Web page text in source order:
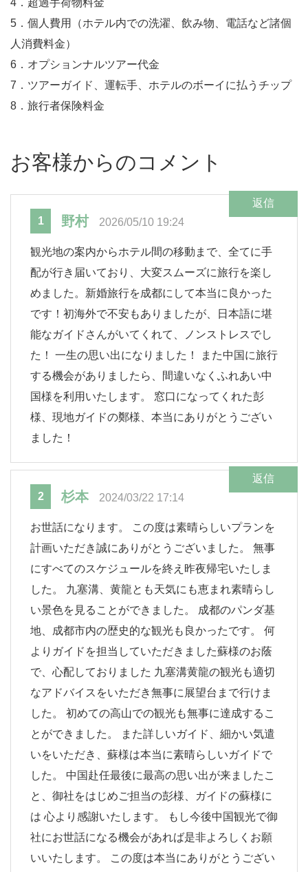
4．超過手荷物料金
5．個人費用（ホテル内での洗濯、飲み物、電話など諸個
人消費料金）
6．オプションナルツアー代金
7．ツアーガイド、運転手、ホテルのボーイに払うチップ
8．旅行者保険料金
お客様からのコメント
1 野村 2026/05/10 19:24
返信
観光地の案内からホテル間の移動まで、全てに手
配が行き届いており、大変スムーズに旅行を楽し
めました。新婚旅行を成都にして本当に良かった
です！初海外で不安もありましたが、日本語に堪
能なガイドさんがいてくれて、ノンストレスでし
た！ 一生の思い出になりました！ また中国に旅行
する機会がありましたら、間違いなくふれあい中
国様を利用いたします。 窓口になってくれた彭
様、現地ガイドの鄭様、本当にありがとうござい
ました！
2 杉本 2024/03/22 17:14
返信
お世話になります。 この度は素晴らしいプランを
計画いただき誠にありがとうございました。 無事
にすべてのスケジュールを終え昨夜帰宅いたしま
した。 九塞溝、黄龍とも天気にも恵まれ素晴らし
い景色を見ることができました。 成都のパンダ基
地、成都市内の歴史的な観光も良かったです。 何
よりガイドを担当していただきました蘇様のお蔭
で、心配しておりました 九塞溝黄龍の観光も適切
なアドバイスをいただき無事に展望台まで行けま
した。 初めての高山での観光も無事に達成するこ
とができました。 また詳しいガイド、細かい気遣
いをいただき、蘇様は本当に素晴らしいガイドで
した。 中国赴任最後に最高の思い出が来ましたこ
と、御社をはじめご担当の彭様、ガイドの蘇様に
は 心より感謝いたします。 もし今後中国観光で御
社にお世話になる機会があれば是非よろしくお願
いいたします。 この度は本当にありがとうござい